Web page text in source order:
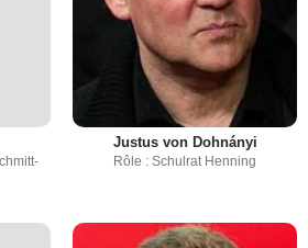
Justus von Dohnányi
Rôle : Schulrat Henning